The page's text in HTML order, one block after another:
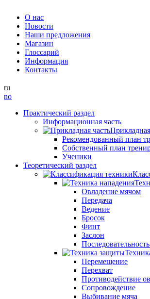
О нас
Новости
Наши предложения
Магазин
Глоссарий
Информация
Контакты
ru
no
Практический раздел
Информационная часть
Рекомендованный план
Собственный план
Ученики
Теоретический раздел
Овладение мячом
Передача
Ведение
Бросок
Финт
Заслон
Перемещение
Перехват
Противодействие
Сопровождение
Выбивание мяча